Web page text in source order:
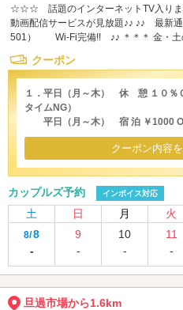
☆☆☆ 話題のインターネットTV入
動画配信サービスが見放題♪♪ ♪♪ 最新
501） Wi-Fi完備!! ♪♪ ＊＊＊ 金・土
クーポン
１．平日（月～木） 休 憩 １０％
タイムNG）
平日（月～木） 宿 泊 ￥1000
クーポン内容
カップルズ予約 インボイス対応
土 日 月 火
8/8
-
9
-
10
-
11
-
旦過市場から1.6km